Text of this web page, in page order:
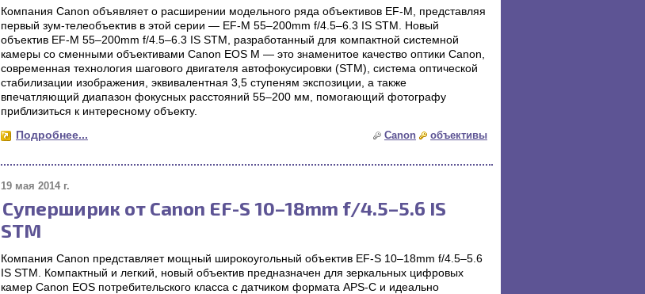
Компания Canon объявляет о расширении модельного ряда объективов EF-M, представляя
первый зум-телеобъектив в этой серии — EF-M 55–200mm f/4.5–6.3 IS STM. Новый
объектив EF-M 55–200mm f/4.5–6.3 IS STM, разработанный для компактной системной
камеры со сменными объективами Canon EOS M — это знаменитое качество оптики Canon,
современная технология шагового двигателя автофокусировки (STM), система оптической
стабилизации изображения, эквивалентная 3,5 ступеням экспозиции, а также
впечатляющий диапазон фокусных расстояний 55–200 мм, помогающий фотографу
приблизиться к интересному объекту.
Подробнее...
Canon объективы
19 мая 2014 г.
Суперширик от Canon EF-S 10–18mm f/4.5–5.6 IS
STM
Компания Canon представляет мощный широкоугольный объектив EF-S 10–18mm f/4.5–5.6
IS STM. Компактный и легкий, новый объектив предназначен для зеркальных цифровых
камер Canon EOS потребительского класса с датчиком формата APS-C и идеально